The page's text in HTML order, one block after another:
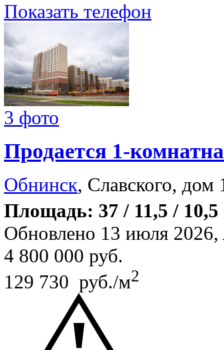
Показать телефон
3 фото
Продается 1-
Обнинск, Славского, дом
Площадь: 37 / 11,5 /
Обновлено 13 июля 2026,
4 800 000 руб.
129 730 руб./м2